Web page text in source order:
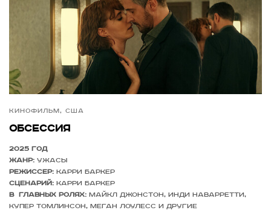
Кинофильм, США
Обсессия
2025 год
Жанр: ужасы
Режиссер: Карри Баркер
Сценарий: Карри Баркер
в главных ролях: Майкл Джонстон, Инди Наварретти,
Купер Томлинсон, Меган Лоулесс и другие